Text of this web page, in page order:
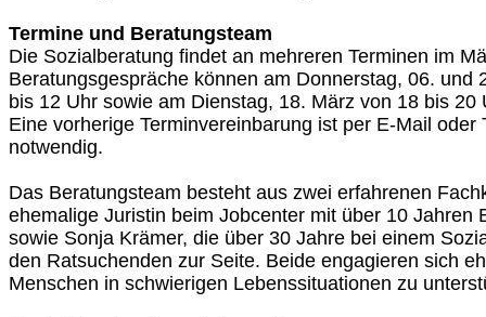
Termine und Beratungsteam
Die Sozialberatung findet an mehreren Terminen im
Beratungsgespräche können am Donnerstag, 06. und
bis 12 Uhr sowie am Dienstag, 18. März von 18 bis 20
Eine vorherige Terminvereinbarung ist per E-Mail oder
notwendig.
Das Beratungsteam besteht aus zwei erfahrenen
ehemalige Juristin beim Jobcenter mit über 10 Jahren
sowie Sonja Krämer, die über 30 Jahre bei einem
den Ratsuchenden zur Seite. Beide engagieren sich
Menschen in schwierigen Lebenssituationen zu